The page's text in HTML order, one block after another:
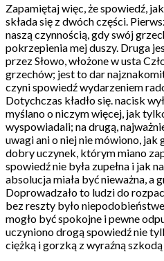
Zapamiętaj więc, że spowiedź,
składa się z dwóch części.
naszą czynnością, gdy swój
pokrzepienia mej duszy. Druga
przez Słowo, włożone w usta
grzechów; jest to dar
czyni spowiedź wydarzeniem
Dotychczas kładło się. nacisk
myślano o niczym więcej, jak
wyspowiadali; na drugą,
uwagi ani o niej nie mówiono, jak
dobry uczynek, którym miano
spowiedź nie była zupełna i jak
absolucja miała być nieważna, a
Doprowadzało to ludzi do
bez reszty było
mogło być spokojne i pewne
uczyniono drogą spowiedź nie
ciężką i gorzką z wyraźną